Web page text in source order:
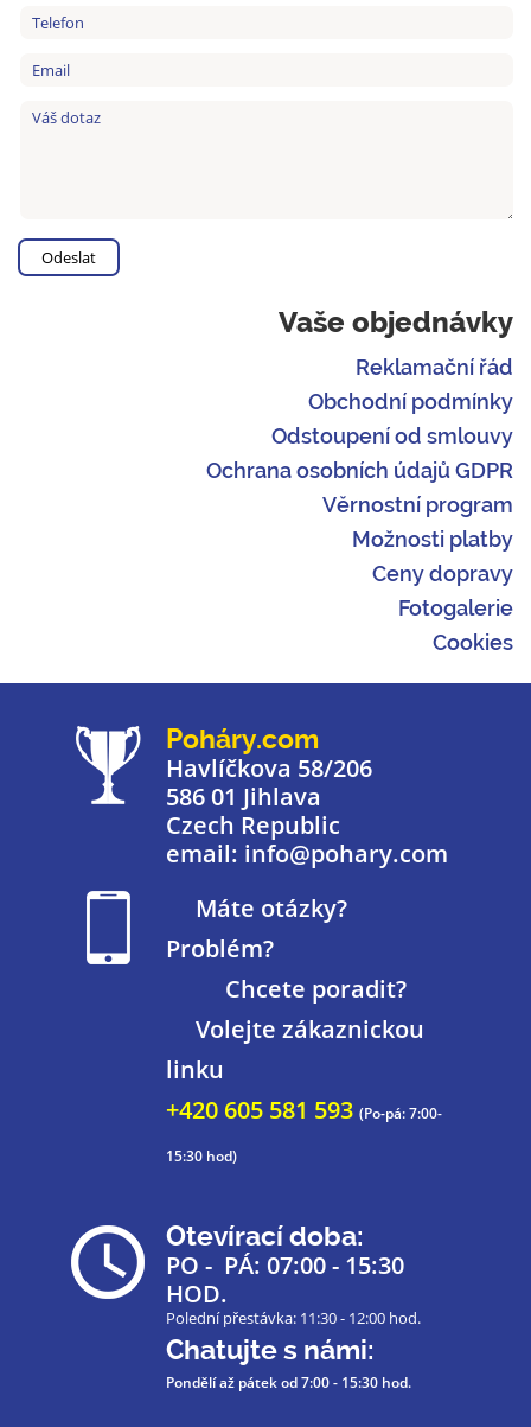
Vaše objednávky
Reklamační řád
Obchodní podmínky
Odstoupení od smlouvy
Ochrana osobních údajů GDPR
Věrnostní program
Možnosti platby
Ceny dopravy
Fotogalerie
Cookies
Poháry.com
Havlíčkova 58/206
586 01 Jihlava
Czech Republic
email: info@pohary.com
Máte otázky?
Problém?
Chcete poradit?
Volejte zákaznickou
linku
+420 605 581 593 (Po-pá: 7:00-
15:30 hod)
Otevírací doba:
PO - PÁ: 07:00 - 15:30
HOD.
Polední přestávka: 11:30 - 12:00 hod.
Chatujte s námi:
Pondělí až pátekod 7:00 - 15:30 hod.